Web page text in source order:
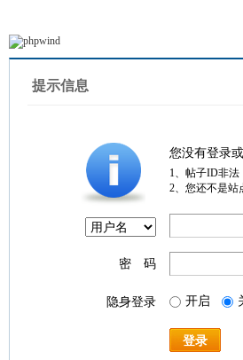
提示信息
您没有登录
1、帖子ID非法
2、您还不是站
密 码
隐身登录 开启
登录